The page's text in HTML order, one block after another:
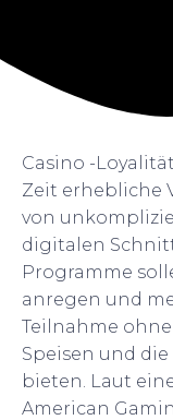
Casino -
Zeit erhebliche
von
digitalen
Programme
anregen und
Teilnahme
Speisen und
bieten. Laut
American